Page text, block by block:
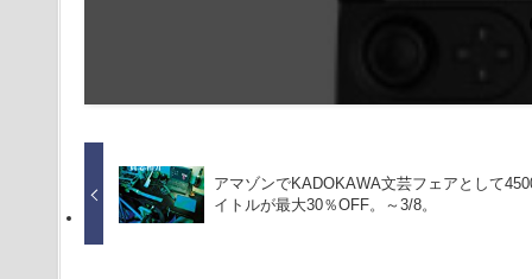
アマゾンでKADOKAWA文芸フェアとして
イトルが最大30％OFF。～3/8。